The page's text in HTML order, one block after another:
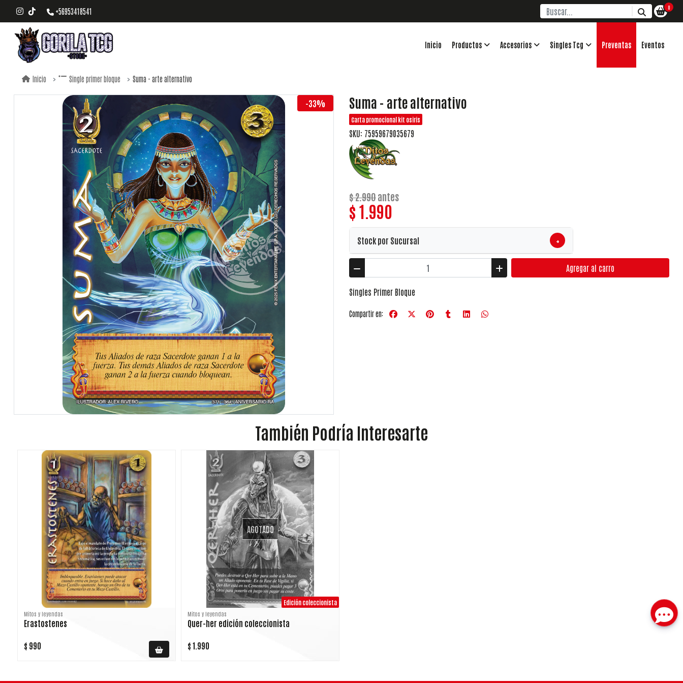
+56953418541 0
Inicio Productos Accesorios Singles Tcg Preventas Eventos
Inicio Single primer bloque Suma - arte alternativo
-33% Suma - arte alternativo
Carta promocional kit osiris
SKU: 75959679035679
$ 2.990antes
$ 1.990
Stock por Sucursal +
Agregar al carro
Singles Primer Bloque
Compartir en:
También Podría Interesarte
Mitos y leyendas
Erastostenes
$ 990
AGOTADO
Edición coleccionista
Mitos y leyendas
Quer-her edición coleccionista
$ 1.990